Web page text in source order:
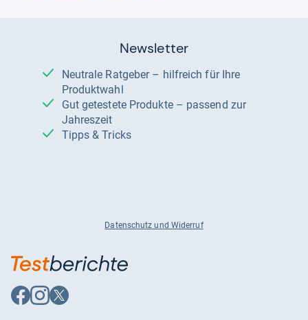
Newsletter
Neutrale Ratgeber – hilfreich für Ihre
Produktwahl
Gut getestete Produkte – passend zur
Jahreszeit
Tipps & Tricks
Datenschutz und Widerruf
Auf
Facebook
Auf
Instagram
Auf
X